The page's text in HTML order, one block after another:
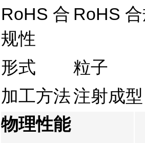
RoHS 合
规性
RoHS
形式
粒子
加工方法注射成型
物理性能